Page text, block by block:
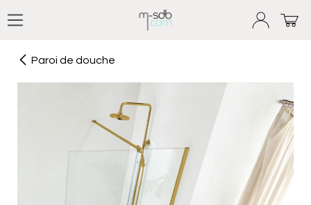
Paroi de douche